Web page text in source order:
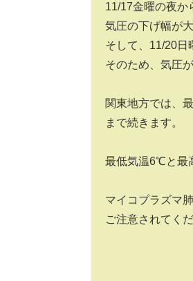
11/17金曜の夜か
気圧の下げ幅が
そして、11/20日
そのため、気圧
関東地方では、
まで続きます。
最低気温6℃と最
マイコプラズマ
ご注意されてくだ